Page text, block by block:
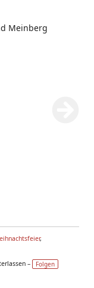
Meinberg
,
–
Folgen